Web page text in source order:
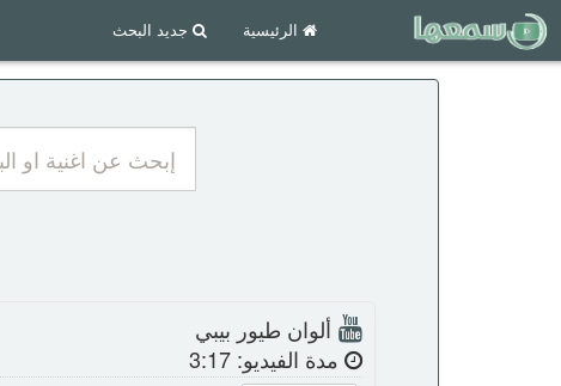
الرئيسية جديد البحث
ألوان طيور بيبي
مدة الفيديو: 3:17